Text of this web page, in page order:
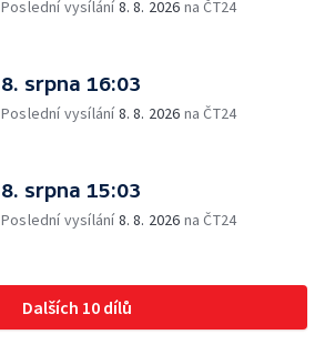
Poslední vysílání8. 8. 2026 na ČT24
8. srpna 16:03
Poslední vysílání8. 8. 2026 na ČT24
8. srpna 15:03
Poslední vysílání8. 8. 2026 na ČT24
Dalších 10 dílů